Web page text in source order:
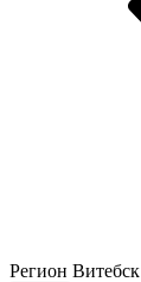
Регион Витебск